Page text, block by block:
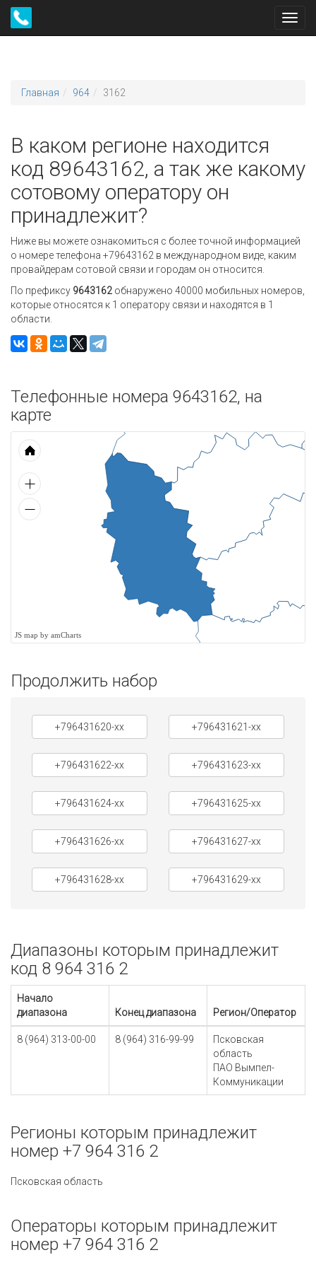
Главная 964 3162
В каком регионе находится
код 89643162, а так же какому
сотовому оператору он
принадлежит?
Ниже вы можете ознакомиться с более точной информацией
о номере телефона +79643162 в международном виде, каким
провайдерам сотовой связи и городам он относится.
По префиксу 9643162 обнаружено 40000 мобильных номеров,
которые относятся к 1 оператору связи и находятся в 1
области.
Телефонные номера 9643162, на
карте
JS map by amCharts
Продолжить набор
+796431620-xx +796431621-xx
+796431622-xx +796431623-xx
+796431624-xx +796431625-xx
+796431626-xx +796431627-xx
+796431628-xx +796431629-xx
Диапазоны которым принадлежит
код 8 964 316 2
Начало
диапазона
Конец диапазона Регион/Оператор
8 (964) 313-00-00 8 (964) 316-99-99
Псковская
область
ПАО Вымпел-
Коммуникации
Регионы которым принадлежит
номер +7 964 316 2
Псковская область
Операторы которым принадлежит
номер +7 964 316 2